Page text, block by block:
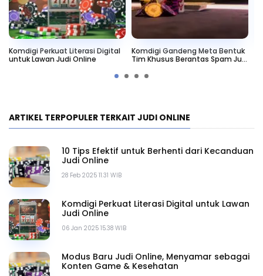
Komdigi Perkuat Literasi Digital
untuk Lawan Judi Online
Komdigi Gandeng Meta Bentuk
Tim Khusus Berantas Spam Judi
ARTIKEL TERPOPULER TERKAIT JUDI ONLINE
28 Feb 2025 11.31 WIB
10 Tips Efektif untuk Berhenti dari Kecanduan
Judi Online
06 Jan 2025 15.38 WIB
Komdigi Perkuat Literasi Digital untuk Lawan
Judi Online
Modus Baru Judi Online, Menyamar sebagai
Konten Game & Kesehatan